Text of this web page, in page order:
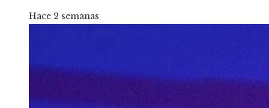
Hace 2 semanas